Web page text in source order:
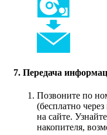
7. Передача
Позвоните по
(бесплатно
на сайте.
накопителя,